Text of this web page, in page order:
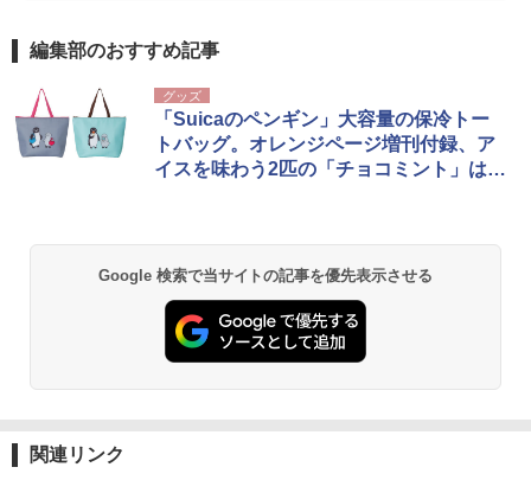
編集部のおすすめ記事
グッズ
「Suicaのペンギン」大容量の保冷トー
トバッグ。オレンジページ増刊付録、ア
イスを味わう2匹の「チョコミント」は販
Google 検索で当サイトの記事を優先表示させる
関連リンク